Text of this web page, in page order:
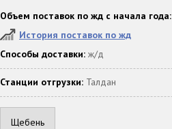
Объем поставок по жд с начала года:
История поставок по жд
Способы доставки: ж/д
Станции отгрузки: Талдан
Щебень